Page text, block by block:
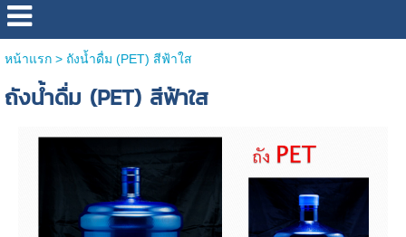
หน้าแรก> ถังน้ำดื่ม (PET) สีฟ้าใส
ถังน้ำดื่ม (PET) สีฟ้าใส